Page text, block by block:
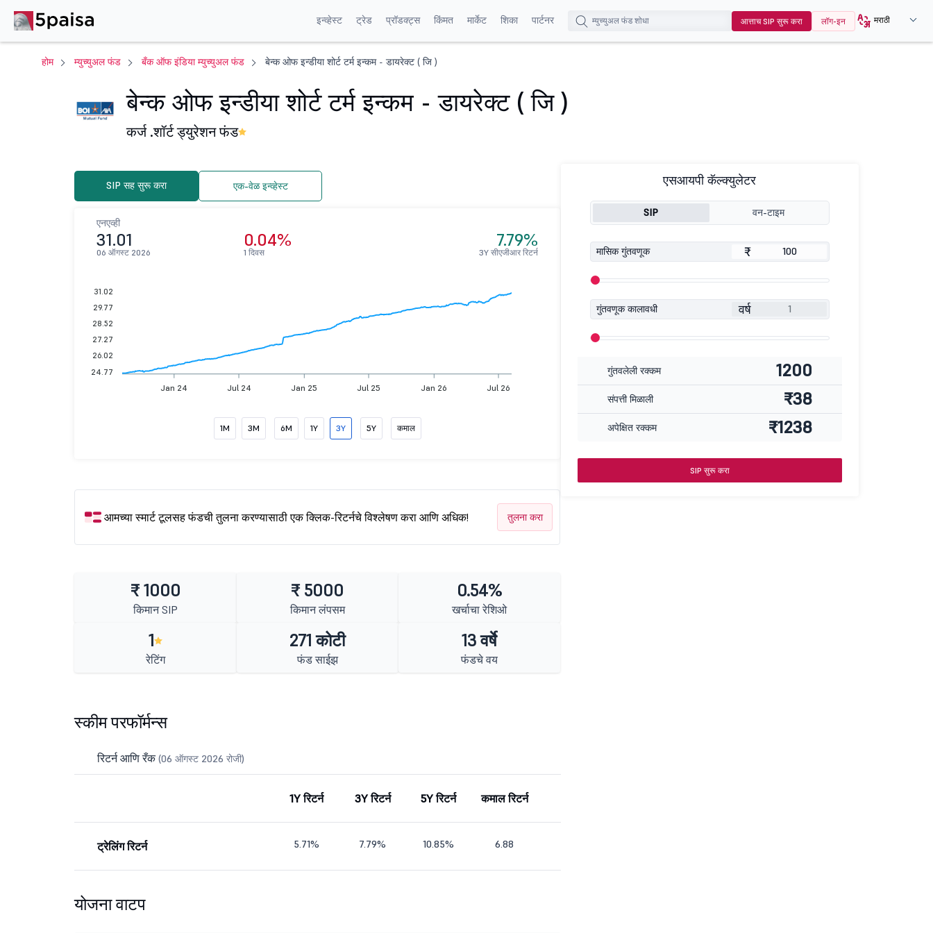
इन्व्हेस्ट ट्रेड प्रॉडक्ट्स किंमत मार्केट शिका पार्टनर आत्ताच SIP सुरू करा लॉग-इन मराठी
होम म्युच्युअल फंड बँक ऑफ इंडिया म्युच्युअल फंड बेन्क ओफ इन्डीया शोर्ट टर्म इन्कम - डायरेक्ट ( जि )
बेन्क ओफ इन्डीया शोर्ट टर्म इन्कम - डायरेक्ट ( जि )
कर्ज .शॉर्ट ड्युरेशन फंड
SIP सह सुरू करा एक-वेळ इन्व्हेस्ट
एनएव्ही
31.01
06 ऑगस्ट 2026
0.04%
1 दिवस
7.79%
3Y सीएजीआर रिटर्न
Jan 24 Jul 24 Jan 25 Jul 25 Jan 26 Jul 26
31.02
29.77
28.52
27.27
26.02
24.77
1M 3M 6M 1Y 3Y 5Y कमाल
आमच्या स्मार्ट टूलसह फंडची तुलना करण्यासाठी एक क्लिक-रिटर्नचे विश्लेषण करा आणि अधिक! तुलना करा
₹ 1000
किमान SIP
₹ 5000
किमान लंपसम
0.54%
खर्चाचा रेशिओ
1
रेटिंग
271 कोटी
फंड साईझ
13 वर्षे
फंडचे वय
स्कीम परफॉर्मन्स
रिटर्न आणि रँक(06 ऑगस्ट 2026 रोजी)
1Y रिटर्न 3Y रिटर्न 5Y रिटर्न कमाल रिटर्न
ट्रेलिंग रिटर्न 5.71% 7.79% 10.85% 6.88
योजना वाटप
एसआयपी कॅल्क्युलेटर
SIP वन-टाइम
मासिक गुंतवणूक ₹
गुंतवणूक कालावधी वर्ष
गुंतवलेली रक्कम 1200
संपत्ती मिळाली ₹38
अपेक्षित रक्कम ₹1238
SIP सुरू करा